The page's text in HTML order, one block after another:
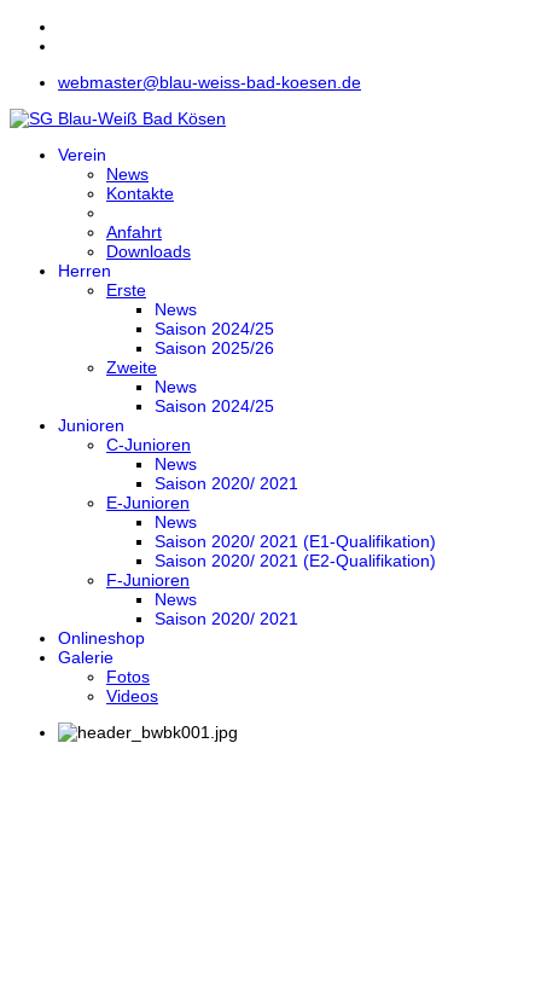
webmaster@blau-weiss-bad-koesen.de
Verein
News
Kontakte
Anfahrt
Downloads
Herren
Erste
News
Saison 2024/25
Saison 2025/26
Zweite
News
Saison 2024/25
Junioren
C-Junioren
News
Saison 2020/ 2021
E-Junioren
News
Saison 2020/ 2021 (E1-Qualifikation)
Saison 2020/ 2021 (E2-Qualifikation)
F-Junioren
News
Saison 2020/ 2021
Onlineshop
Galerie
Fotos
Videos